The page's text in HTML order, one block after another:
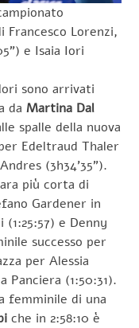
Francesco Lorenzi,
e Isaia Iori
sono arrivati
daMartina Dal
spalle della nuova
Edeltraud Thaler
(3h34’35”).
più corta di
Gardener in
(1:25:57) e Denny
successo per
per Alessia
Panciera (1:50:31).
femminile di una
che in 2:58:10 è